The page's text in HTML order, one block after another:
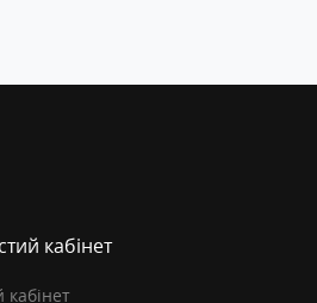
кабінет
кабінет